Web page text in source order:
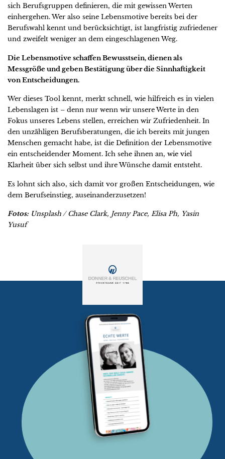
sich Berufsgruppen definieren, die mit gewissen Werten
einhergehen. Wer also seine Lebensmotive bereits bei der
Berufswahl kennt und berücksichtigt, ist langfristig zufriedener
und zweifelt weniger an dem eingeschlagenen Weg.
Die Lebensmotive schaffen Bewusstsein, dienen als
Messgröße und geben Bestätigung über die Sinnhaftigkeit
von Entscheidungen.
Wer dieses Tool kennt, merkt schnell, wie hilfreich es in vielen
Lebenslagen ist – denn nur wenn wir unsere Werte in den
Fokus unseres Lebens stellen, erreichen wir Zufriedenheit. In
den unzähligen Berufsberatungen, die ich bereits mit jungen
Menschen gemacht habe, ist die Definition der Lebensmotive
ein entscheidender Moment. Ich sehe ihnen an, wie viel
Klarheit über sich selbst und ihre Wünsche damit entsteht.
Es lohnt sich also, sich damit vor großen Entscheidungen, wie
dem Berufseinstieg, auseinanderzusetzen!
Fotos: Unsplash / Chase Clark, Jenny Pace, Elisa Ph, Yasin
Yusuf